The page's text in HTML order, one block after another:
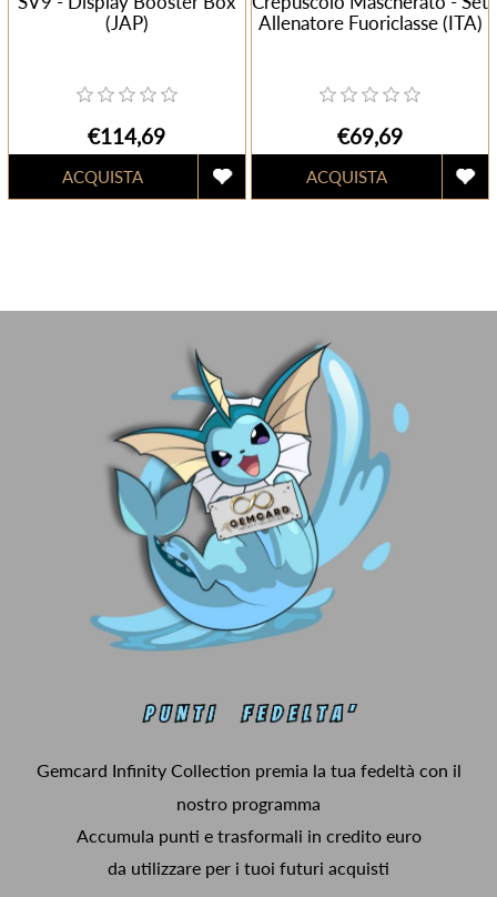
(JAP)
€114,69
Allenatore Fuoriclasse (ITA)
€69,69
Gemcard Infinity Collection premia la tua fedeltà con il
nostro programma
Accumula punti e trasformali in credito euro
da utilizzare per i tuoi futuri acquisti